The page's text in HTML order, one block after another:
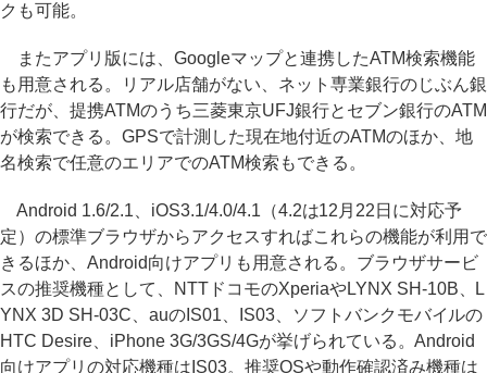
クも可能。
またアプリ版には、Googleマップと連携したATM検索機能
も用意される。リアル店舗がない、ネット専業銀行のじぶん銀
行だが、提携ATMのうち三菱東京UFJ銀行とセブン銀行のATM
が検索できる。GPSで計測した現在地付近のATMのほか、地
名検索で任意のエリアでのATM検索もできる。
Android 1.6/2.1、iOS3.1/4.0/4.1（4.2は12月22日に対応予
定）の標準ブラウザからアクセスすればこれらの機能が利用で
きるほか、Android向けアプリも用意される。ブラウザサービ
スの推奨機種として、NTTドコモのXperiaやLYNX SH-10B、L
YNX 3D SH-03C、auのIS01、IS03、ソフトバンクモバイルの
HTC Desire、iPhone 3G/3GS/4Gが挙げられている。Android
向けアプリの対応機種はIS03。推奨OSや動作確認済み機種は